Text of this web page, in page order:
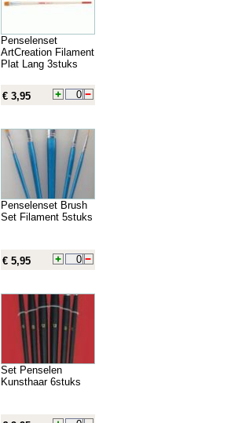
Penselenset
ArtCreation Filament
Plat Lang 3stuks
€ 3,95
Penselenset Brush
Set Filament 5stuks
€ 5,95
Set Penselen
Kunsthaar 6stuks